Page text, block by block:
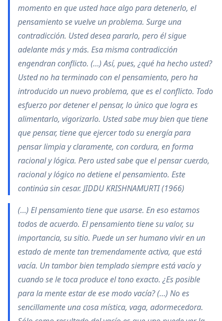
momento en que usted hace algo para detenerlo, el
pensamiento se vuelve un problema. Surge una
contradicción. Usted desea pararlo, pero él sigue
adelante más y más. Esa misma contradicción
engendran conflicto. (…) Así, pues, ¿qué ha hecho usted?
Usted no ha terminado con el pensamiento, pero ha
introducido un nuevo problema, que es el conflicto. Todo
esfuerzo por detener el pensar, lo único que logra es
alimentarlo, vigorizarlo. Usted sabe muy bien que tiene
que pensar, tiene que ejercer todo su energía para
pensar limpia y claramente, con cordura, en forma
racional y lógica. Pero usted sabe que el pensar cuerdo,
racional y lógico no detiene el pensamiento. Este
continúa sin cesar. JIDDU KRISHNAMURTI (1966)
(…) El pensamiento tiene que usarse. En eso estamos
todos de acuerdo. El pensamiento tiene su valor, su
importancia, su sitio. Puede un ser humano vivir en un
estado de mente tan tremendamente activa, que está
vacía. Un tambor bien templado siempre está vacío y
cuando se le toca produce el tono exacto. ¿Es posible
para la mente estar de ese modo vacía? (…) No es
sencillamente una cosa mística, vaga, adormecedora.